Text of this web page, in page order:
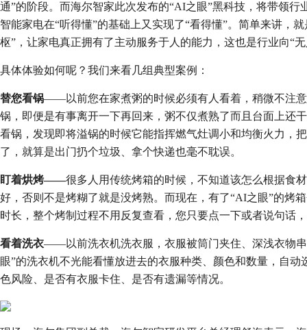
通”的阶段。而海尔智家此次发布的“AI之眼”黑科技，将带领
智能家电在“听得懂”的基础上又实现了“看得懂”。简单来讲，
枢”，让家电真正拥有了主动服务于人的能力，这也是行业向“
具体体验如何呢？我们来看几组典型案例：
替您看锅——以前您在家煮粥的时候必须有人看着，稍微不注
锅，即便是有事离开一下再回来，粥不仅煮熟了而且台面上还
看锅，发现即将溢锅的时候它能指挥燃气灶调小和均衡火力，
了，就算是出门扔个垃圾、拿个快递也毫不耽误。
盯着烘烤——很多人用传统烤箱的时候，不知道该怎么根据食
好，否则不是烤糊了就是没烤熟。而现在，有了“AI之眼”的烤
时长，整个烤制过程不用反复查看，您只要点一下或者说句话
看着洗衣——以前洗衣机洗衣服，衣服被筒门夹住、深浅衣物
眼”的洗衣机不光能看懂放进去的衣服种类、颜色和数量，自
色风险、是否有衣服卡住、是否有遗漏等情况。